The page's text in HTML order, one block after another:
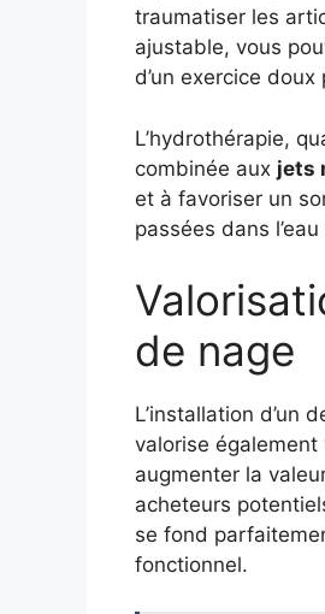
traumatiser les
ajustable, vous
d’un exercice
L’hydrothérapie,
combinée aux jets
et à favoriser un
passées dans
de nage
L’installation d’un
valorise
augmenter la
acheteurs
se fond
fonctionnel.